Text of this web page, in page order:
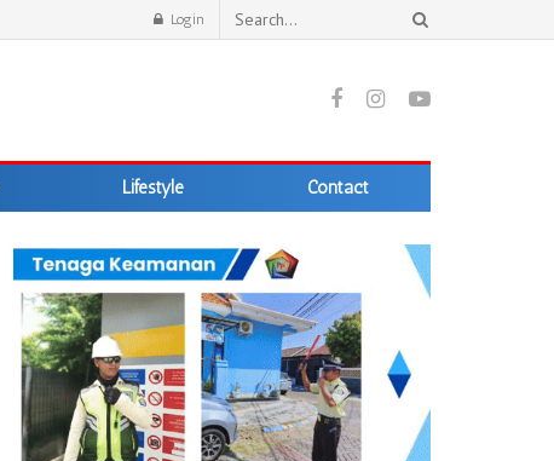
Login
Lifestyle Contact